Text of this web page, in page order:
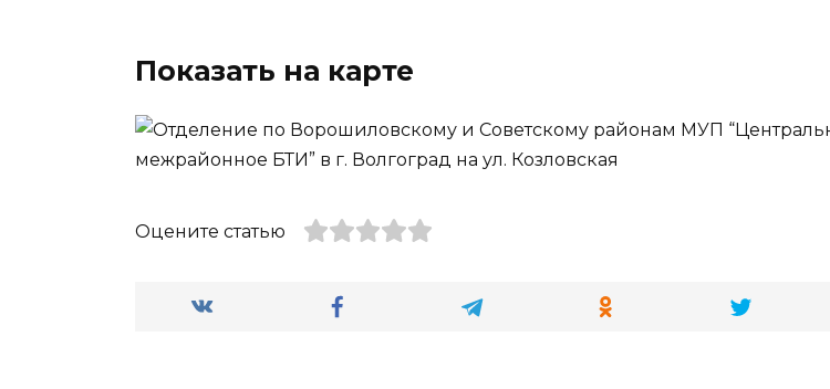
Показать на карте
Оцените статью